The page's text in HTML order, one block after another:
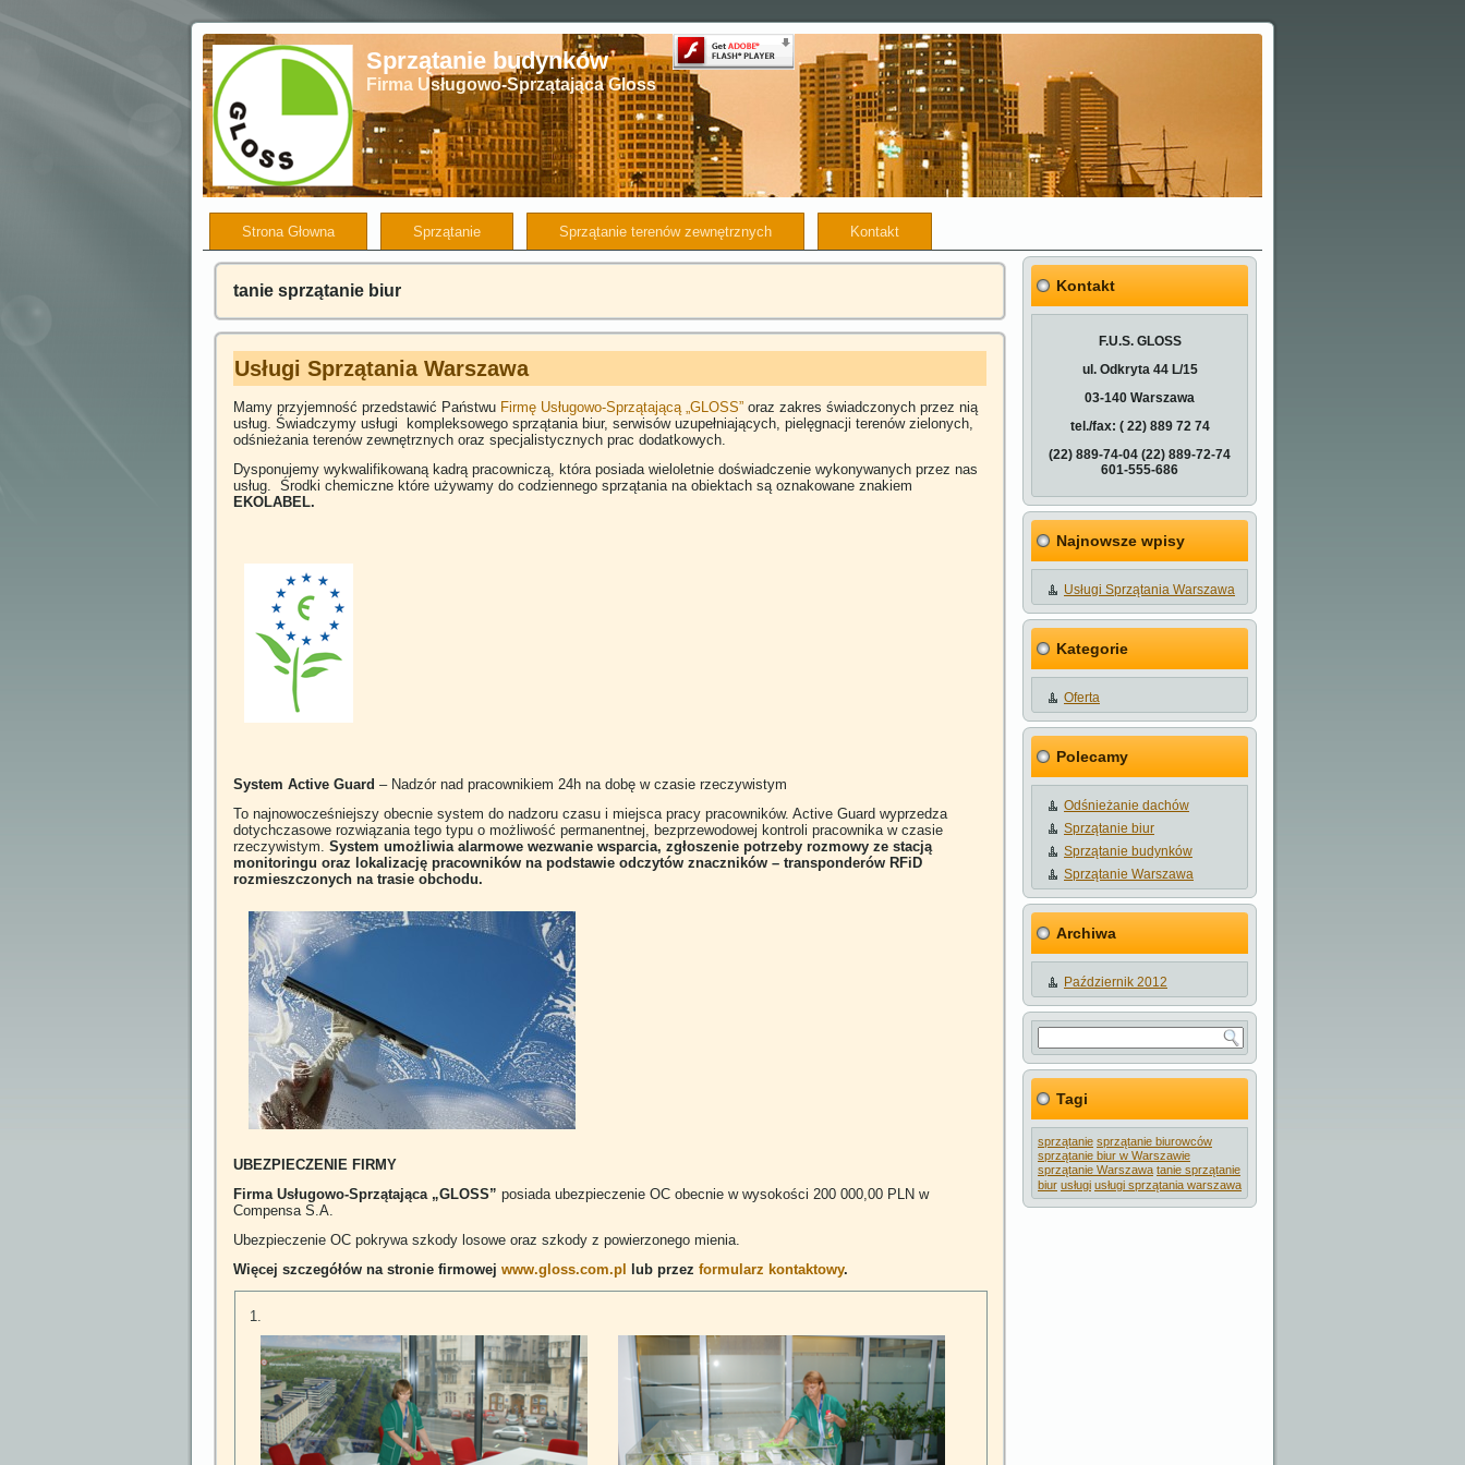
Sprzątanie budynków
Firma Usługowo-Sprzątająca Gloss
Strona Głowna Sprzątanie Sprzątanie terenów zewnętrznych Kontakt
tanie sprzątanie biur
Usługi Sprzątania Warszawa
Mamy przyjemność przedstawić Państwu Firmę Usługowo-Sprzątającą „GLOSS” oraz zakres świadczonych przez nią
usług. Świadczymy usługi kompleksowego sprzątania biur, serwisów uzupełniających, pielęgnacji terenów zielonych,
odśnieżania terenów zewnętrznych oraz specjalistycznych prac dodatkowych.
Dysponujemy wykwalifikowaną kadrą pracowniczą, która posiada wieloletnie doświadczenie wykonywanych przez nas
usług. Środki chemiczne które używamy do codziennego sprzątania na obiektach są oznakowane znakiem
EKOLABEL.
System Active Guard – Nadzór nad pracownikiem 24h na dobę w czasie rzeczywistym
To najnowocześniejszy obecnie system do nadzoru czasu i miejsca pracy pracowników. Active Guard wyprzedza
dotychczasowe rozwiązania tego typu o możliwość permanentnej, bezprzewodowej kontroli pracownika w czasie
rzeczywistym. System umożliwia alarmowe wezwanie wsparcia, zgłoszenie potrzeby rozmowy ze stacją
monitoringu oraz lokalizację pracowników na podstawie odczytów znaczników – transponderów RFiD
rozmieszczonych na trasie obchodu.
UBEZPIECZENIE FIRMY
Firma Usługowo-Sprzątająca „GLOSS” posiada ubezpieczenie OC obecnie w wysokości 200 000,00 PLN w
Compensa S.A.
Ubezpieczenie OC pokrywa szkody losowe oraz szkody z powierzonego mienia.
Więcej szczegółów na stronie firmowej www.gloss.com.pl lub przez formularz kontaktowy.
Kontakt
F.U.S. GLOSS
ul. Odkryta 44 L/15
03-140 Warszawa
tel./fax: ( 22) 889 72 74
(22) 889-74-04 (22) 889-72-74
601-555-686
Najnowsze wpisy
Usługi Sprzątania Warszawa
Kategorie
Oferta
Polecamy
Odśnieżanie dachów
Sprzątanie biur
Sprzątanie budynków
Sprzątanie Warszawa
Archiwa
Październik 2012
Tagi
sprzątanie sprzątanie biurowców
sprzątanie biur w Warszawie
sprzątanie Warszawa tanie sprzątanie
biur usługi usługi sprzątania warszawa